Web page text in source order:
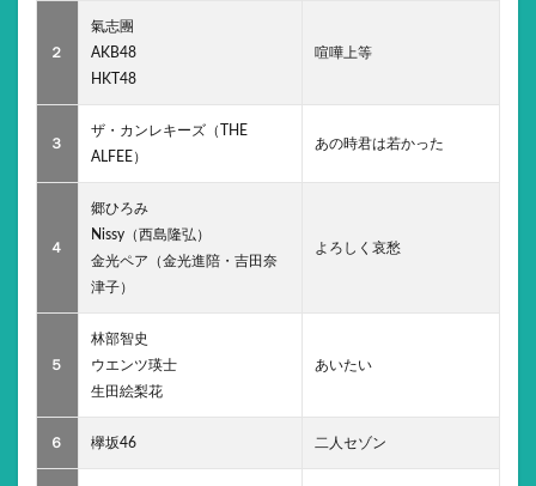
２
氣志團
AKB48
HKT48
喧嘩上等
３
ザ・カンレキーズ（THE
ALFEE）
あの時君は若かった
４
郷ひろみ
Nissy（西島隆弘）
金光ペア（金光進陪・吉田奈
津子）
よろしく哀愁
５
林部智史
ウエンツ瑛士
生田絵梨花
あいたい
６ 欅坂46 二人セゾン